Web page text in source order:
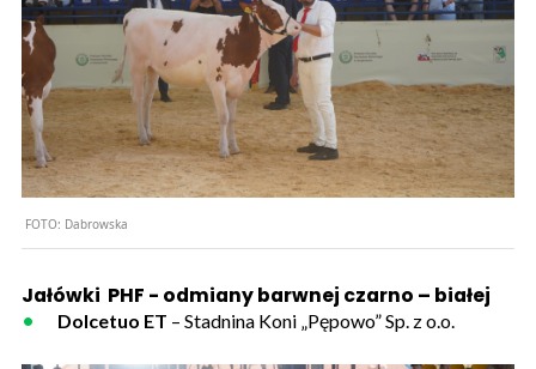
FOTO: Dabrowska
Jałówki PHF - odmiany barwnej czarno – białej
Dolcetuo ET – Stadnina Koni „Pępowo” Sp. z o.o.